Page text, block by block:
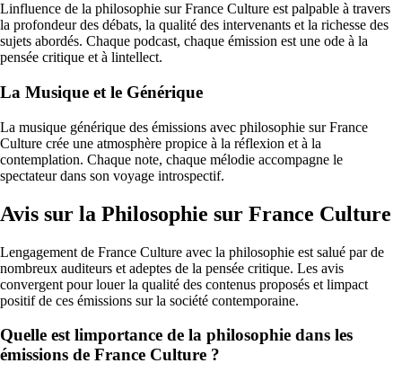
Linfluence de la philosophie sur France Culture est palpable à travers
la profondeur des débats, la qualité des intervenants et la richesse des
sujets abordés. Chaque podcast, chaque émission est une ode à la
pensée critique et à lintellect.
La Musique et le Générique
La musique générique des émissions avec philosophie sur France
Culture crée une atmosphère propice à la réflexion et à la
contemplation. Chaque note, chaque mélodie accompagne le
spectateur dans son voyage introspectif.
Avis sur la Philosophie sur France Culture
Lengagement de France Culture avec la philosophie est salué par de
nombreux auditeurs et adeptes de la pensée critique. Les avis
convergent pour louer la qualité des contenus proposés et limpact
positif de ces émissions sur la société contemporaine.
Quelle est limportance de la philosophie dans les
émissions de France Culture ?